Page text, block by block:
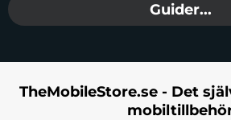
Guider...
TheMobileStore.se - Det